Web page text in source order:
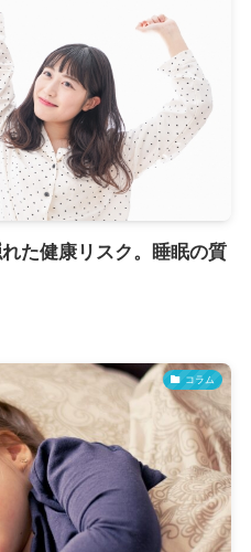
た健康リスク。睡眠の質
コラム